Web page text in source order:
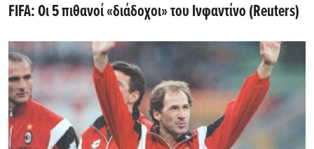
FIFA: Οι 5 πιθανοί «διάδοχοι» του Ινφαντίνο (Reuters)